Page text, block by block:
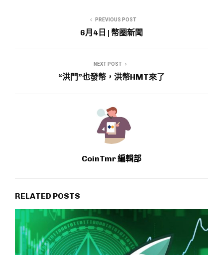
PREVIOUS POST
6月4日 | 幣圈新聞
NEXT POST
“洪門”也發幣，洪幣HMT來了
CoinTmr 編輯部
RELATED POSTS